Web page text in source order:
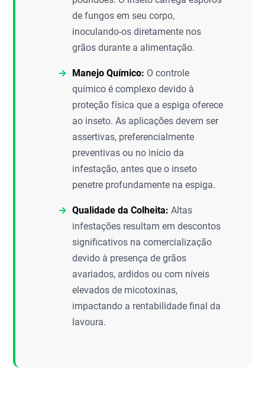
de fungos em seu corpo,
inoculando-os diretamente nos
grãos durante a alimentação.
Manejo Químico: O controle
químico é complexo devido à
proteção física que a espiga oferece
ao inseto. As aplicações devem ser
assertivas, preferencialmente
preventivas ou no início da
infestação, antes que o inseto
penetre profundamente na espiga.
Qualidade da Colheita: Altas
infestações resultam em descontos
significativos na comercialização
devido à presença de grãos
avariados, ardidos ou com níveis
elevados de micotoxinas,
impactando a rentabilidade final da
lavoura.